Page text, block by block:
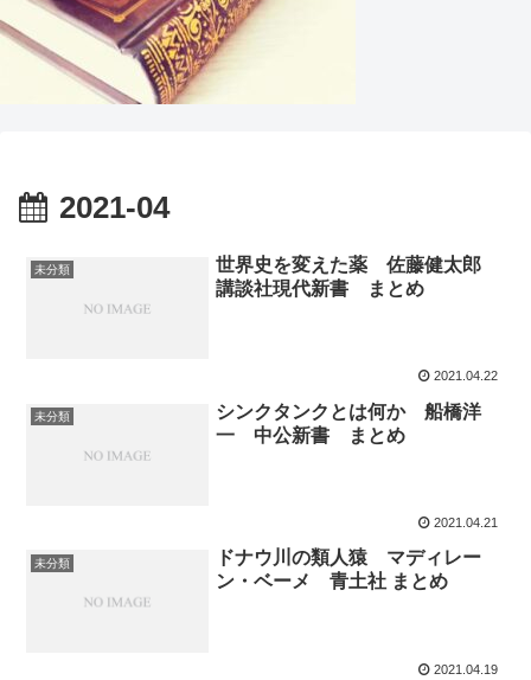
2021-04
未分類
世界史を変えた薬 佐藤健太郎
講談社現代新書 まとめ
2021.04.22
未分類
シンクタンクとは何か 船橋洋
一 中公新書 まとめ
2021.04.21
未分類
ドナウ川の類人猿 マディレー
ン・ベーメ 青土社 まとめ
2021.04.19